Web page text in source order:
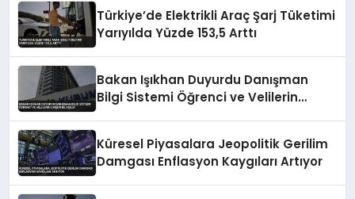
Türkiye’de Elektrikli Araç Şarj Tüketimi
Yarıyılda Yüzde 153,5 Arttı
Bakan Işıkhan Duyurdu Danışman
Bilgi Sistemi Öğrenci ve Velilerin
Küresel Piyasalara Jeopolitik Gerilim
Damgası Enflasyon Kaygıları Artıyor